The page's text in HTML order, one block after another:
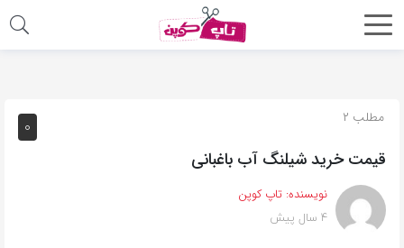
اشتراک
از
روش‌های
زیر
می‌توانید
۰ مطلب ۲
قیمت خرید شیلنگ آب باغبانی
نویسنده: تاپ کوپن
۴ سال پیش